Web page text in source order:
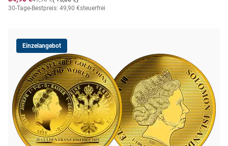
30-Tage-Bestpreis: 49,90 €steuerfrei
Einzelangebot